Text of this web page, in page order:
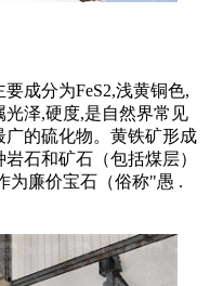
成分为FeS2,浅黄铜色,
泽,硬度,是自然界常见
的硫化物。黄铁矿形成
石和矿石（包括煤层）
为廉价宝石（俗称"愚 .